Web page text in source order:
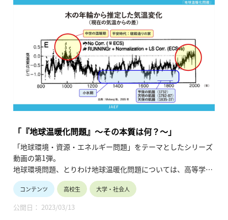
「『地球温暖化問題』〜その本質は何？〜」
「地球環境・資源・エネルギー問題」をテーマとしたシリーズ
動画の第1弾。
地球環境問題、とりわけ地球温暖化問題については、高等学校
の公民、地学、工業などの授業でも扱われていますが、地球温
暖化問題の意味するところは何であるのかについて、皆さんと
共に考える内容です。（令和3年7月公開、15分00秒）
コンテンツ 高校生 大学・社会人
公開日： 2023/03/13